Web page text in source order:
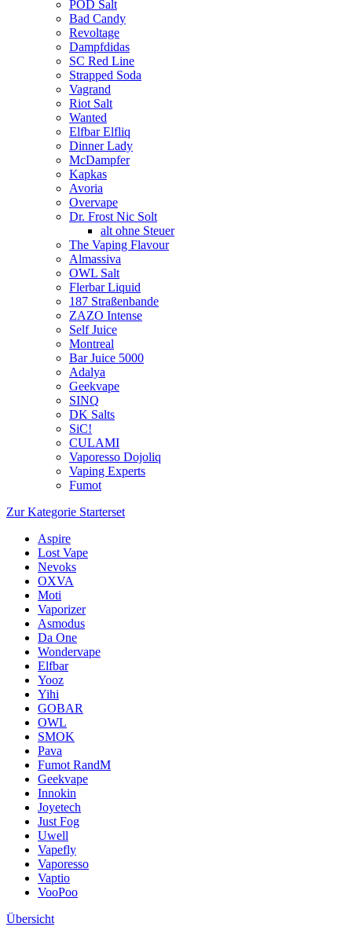
POD Salt
Bad Candy
Revoltage
Dampfdidas
SC Red Line
Strapped Soda
Vagrand
Riot Salt
Wanted
Elfbar Elfliq
Dinner Lady
McDampfer
Kapkas
Avoria
Overvape
Dr. Frost Nic Solt
alt ohne Steuer
The Vaping Flavour
Almassiva
OWL Salt
Flerbar Liquid
187 Straßenbande
ZAZO Intense
Self Juice
Montreal
Bar Juice 5000
Adalya
Geekvape
SINQ
DK Salts
SiC!
CULAMI
Vaporesso Dojoliq
Vaping Experts
Fumot
Zur Kategorie Starterset
Aspire
Lost Vape
Nevoks
OXVA
Moti
Vaporizer
Asmodus
Da One
Wondervape
Elfbar
Yooz
Yihi
GOBAR
OWL
SMOK
Pava
Fumot RandM
Geekvape
Innokin
Joyetech
Just Fog
Uwell
Vapefly
Vaporesso
Vaptio
VooPoo
Übersicht